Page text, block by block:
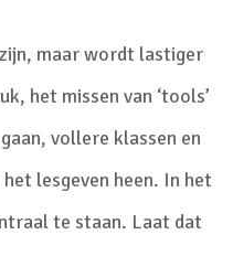
maar wordt lastiger
het missen van ‘tools’
vollere klassen en
lesgeven heen. In het
te staan. Laat dat